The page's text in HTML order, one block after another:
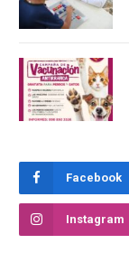
Facebook
Instagram